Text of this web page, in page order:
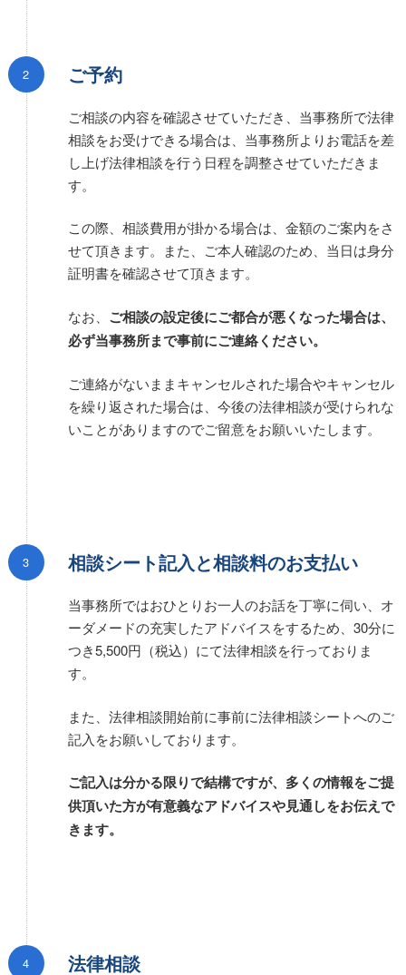
ご予約
ご相談の内容を確認させていただき、当事務所で法律
相談をお受けできる場合は、当事務所よりお電話を差
し上げ法律相談を行う日程を調整させていただきま
す。
この際、相談費用が掛かる場合は、金額のご案内をさ
せて頂きます。また、ご本人確認のため、当日は身分
証明書を確認させて頂きます。
なお、 ご相談の設定後にご都合が悪くなった場合は、
必ず当事務所まで事前にご連絡ください。
ご連絡がないままキャンセルされた場合やキャンセル
を繰り返された場合は、今後の法律相談が受けられな
いことがありますのでご留意をお願いいたします。
相談シート記入と相談料のお支払い
当事務所ではおひとりお一人のお話を丁寧に伺い、オ
ーダメードの充実したアドバイスをするため、30分に
つき5,500円（税込）にて法律相談を行っておりま
す。
また、法律相談開始前に事前に法律相談シートへのご
記入をお願いしております。
ご記入は分かる限りで結構ですが、多くの情報をご提
供頂いた方が有意義なアドバイスや見通しをお伝えで
きます。
法律相談